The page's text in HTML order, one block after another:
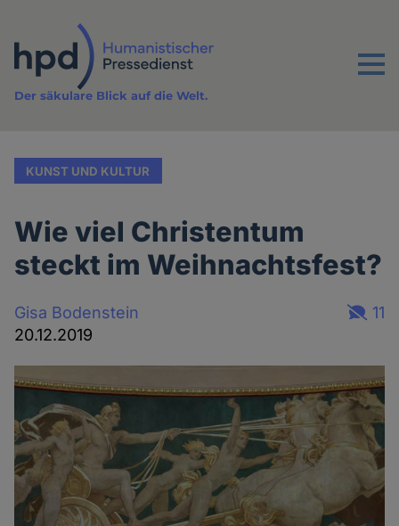
Inhalt
Menu
Der säkulare Blick auf die Welt.
KUNST UND KULTUR
Wie viel Christentum
steckt im Weihnachtsfest?
Gisa Bodenstein
20.12.2019
11